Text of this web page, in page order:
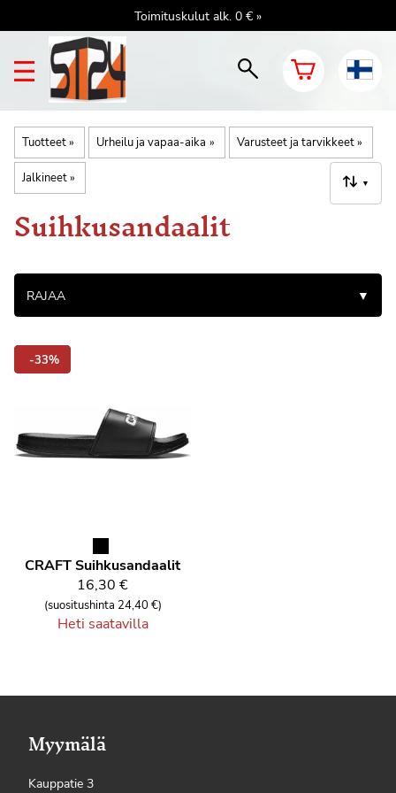
Toimituskulut alk. 0 € »
Tuotteet‪» Urheilu ja vapaa-aika ‪» Varusteet ja tarvikkeet‪»
Jalkineet‪» ▼
Suihkusandaalit
RAJAA ▼
-33%
CRAFT Suihkusandaalit
16,30 €
(suositushinta 24,40 €)
Heti saatavilla
Myymälä
Kauppatie 3